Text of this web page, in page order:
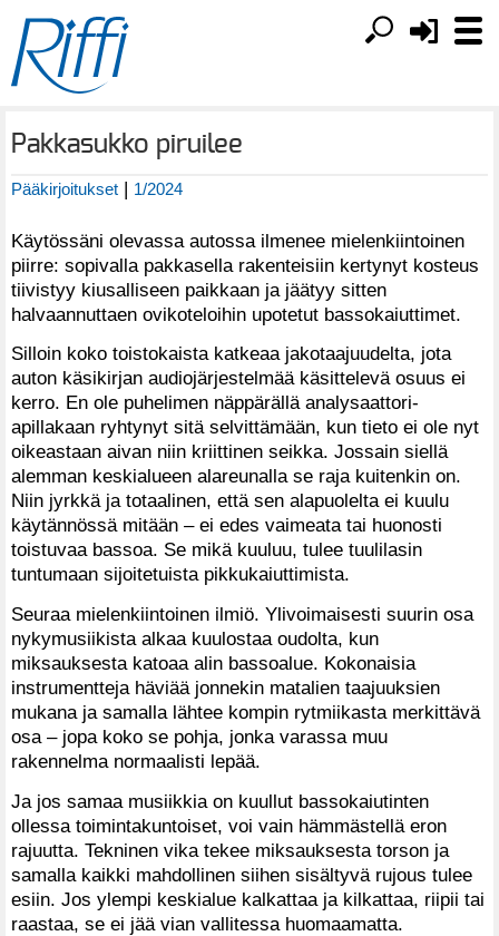
Pakkasukko piruilee
Pääkirjoitukset | 1/2024
Käytössäni olevassa autossa ilmenee mielenkiintoinen
piirre: sopivalla pakkasella rakenteisiin kertynyt kosteus
tiivistyy kiusalliseen paikkaan ja jäätyy sitten
halvaannuttaen ovikoteloihin upotetut bassokaiuttimet.
Silloin koko toistokaista katkeaa jakotaajuudelta, jota
auton käsikirjan audiojärjestelmää käsittelevä osuus ei
kerro. En ole puhelimen näppärällä analysaattori-
apillakaan ryhtynyt sitä selvittämään, kun tieto ei ole nyt
oikeastaan aivan niin kriittinen seikka. Jossain siellä
alemman keskialueen alareunalla se raja kuitenkin on.
Niin jyrkkä ja totaalinen, että sen alapuolelta ei kuulu
käytännössä mitään – ei edes vaimeata tai huonosti
toistuvaa bassoa. Se mikä kuuluu, tulee tuulilasin
tuntumaan sijoitetuista pikkukaiuttimista.
Seuraa mielenkiintoinen ilmiö. Ylivoimaisesti suurin osa
nykymusiikista alkaa kuulostaa oudolta, kun
miksauksesta katoaa alin bassoalue. Kokonaisia
instrumentteja häviää jonnekin matalien taajuuksien
mukana ja samalla lähtee kompin rytmiikasta merkittävä
osa – jopa koko se pohja, jonka varassa muu
rakennelma normaalisti lepää.
Ja jos samaa musiikkia on kuullut bassokaiutinten
ollessa toimintakuntoiset, voi vain hämmästellä eron
rajuutta. Tekninen vika tekee miksauksesta torson ja
samalla kaikki mahdollinen siihen sisältyvä rujous tulee
esiin. Jos ylempi keskialue kalkattaa ja kilkattaa, riipii tai
raastaa, se ei jää vian vallitessa huomaamatta.